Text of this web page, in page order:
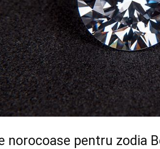
norocoase pentru zodia